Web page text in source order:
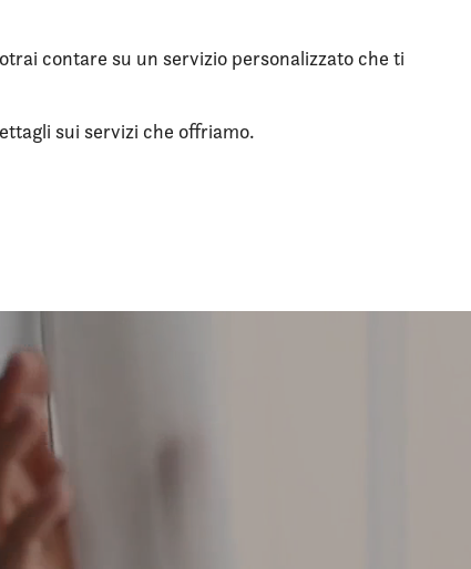
contare su un servizio personalizzato che ti
sui servizi che offriamo.